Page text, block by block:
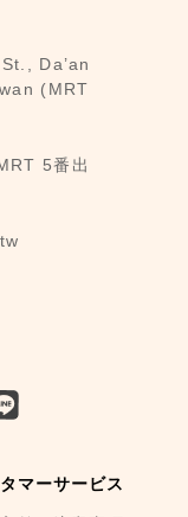
Da’an
(MRT
5番出
マーサービス